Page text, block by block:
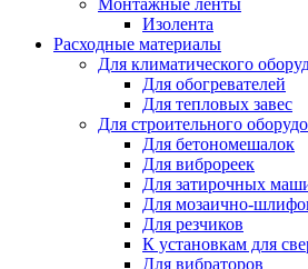
Изолента
Расходные материалы
Для климатического
Для обогревателей
Для тепловых завес
Для строительного
Для бетономешалок
Для виброреек
Для затирочных
Для мозаично-
Для резчиков
К установкам для
Для вибраторов